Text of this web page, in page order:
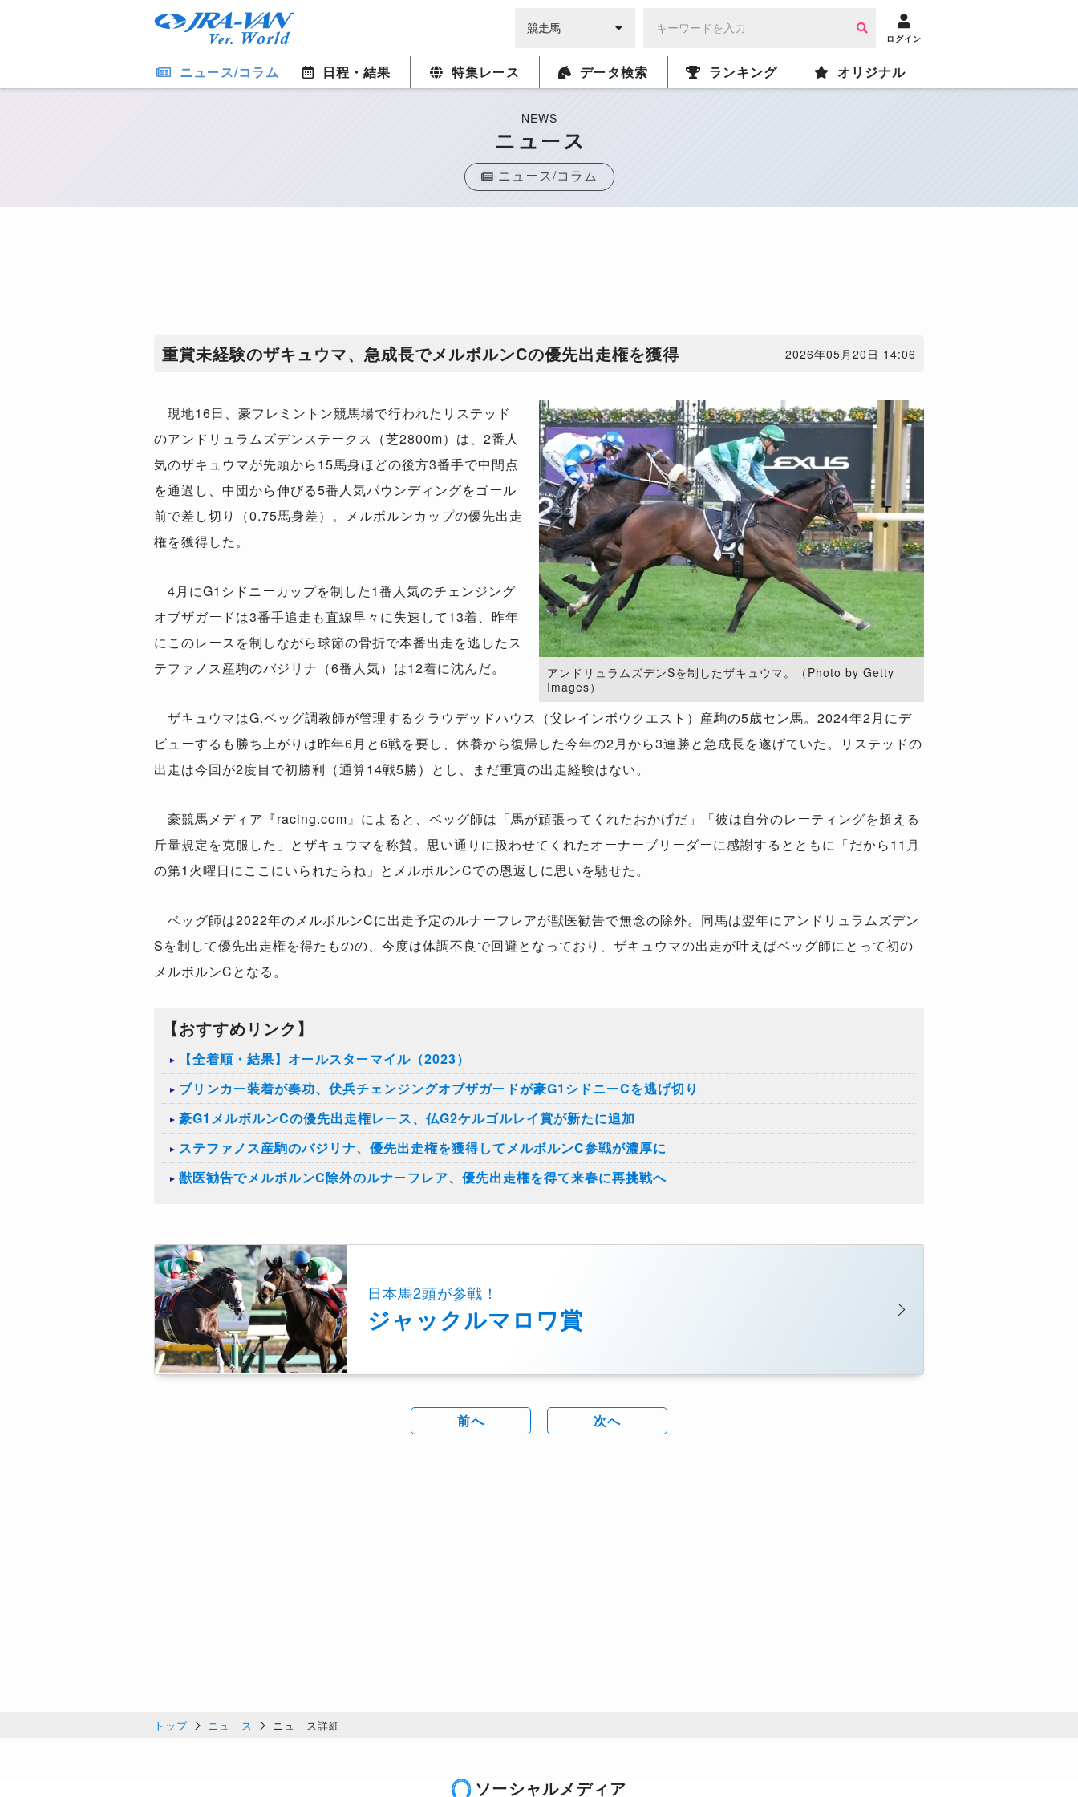
ログイン
ニュース/コラム 日程・結果 特集レース データ検索 ランキング オリジナル
NEWS
ニュース
ニュース/コラム
重賞未経験のザキュウマ、急成長でメルボルンCの優先出走権を獲得 2026年05月20日 14:06
アンドリュラムズデンSを制したザキュウマ。（Photo by Getty
Images）
現地16日、豪フレミントン競馬場で行われたリステッド
のアンドリュラムズデンステークス（芝2800m）は、2番人
気のザキュウマが先頭から15馬身ほどの後方3番手で中間点
を通過し、中団から伸びる5番人気パウンディングをゴール
前で差し切り（0.75馬身差）。メルボルンカップの優先出走
権を獲得した。
4月にG1シドニーカップを制した1番人気のチェンジング
オブザガードは3番手追走も直線早々に失速して13着、昨年
にこのレースを制しながら球節の骨折で本番出走を逃したス
テファノス産駒のバジリナ（6番人気）は12着に沈んだ。
ザキュウマはG.ベッグ調教師が管理するクラウデッドハウス（父レインボウクエスト）産駒の5歳セン馬。2024年2月にデ
ビューするも勝ち上がりは昨年6月と6戦を要し、休養から復帰した今年の2月から3連勝と急成長を遂げていた。リステッドの
出走は今回が2度目で初勝利（通算14戦5勝）とし、まだ重賞の出走経験はない。
豪競馬メディア『racing.com』によると、ベッグ師は「馬が頑張ってくれたおかげだ」「彼は自分のレーティングを超える
斤量規定を克服した」とザキュウマを称賛。思い通りに扱わせてくれたオーナーブリーダーに感謝するとともに「だから11月
の第1火曜日にここにいられたらね」とメルボルンCでの恩返しに思いを馳せた。
ベッグ師は2022年のメルボルンCに出走予定のルナーフレアが獣医勧告で無念の除外。同馬は翌年にアンドリュラムズデン
Sを制して優先出走権を得たものの、今度は体調不良で回避となっており、ザキュウマの出走が叶えばベッグ師にとって初の
メルボルンCとなる。
【おすすめリンク】
【全着順・結果】オールスターマイル（2023）
ブリンカー装着が奏功、伏兵チェンジングオブザガードが豪G1シドニーCを逃げ切り
豪G1メルボルンCの優先出走権レース、仏G2ケルゴルレイ賞が新たに追加
ステファノス産駒のバジリナ、優先出走権を獲得してメルボルンC参戦が濃厚に
獣医勧告でメルボルンC除外のルナーフレア、優先出走権を得て来春に再挑戦へ
日本馬2頭が参戦！
ジャックルマロワ賞
前へ 次へ
トップ ニュース ニュース詳細
ソーシャルメディア